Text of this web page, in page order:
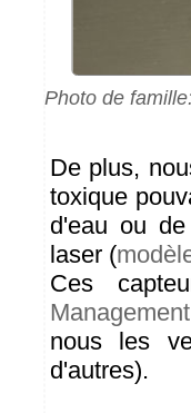
Photo de
De plus,
toxique
d'eau ou
laser (
Ces
nous les
d'autres).